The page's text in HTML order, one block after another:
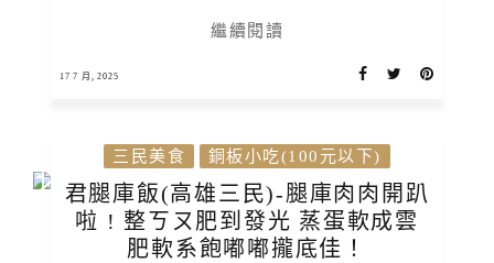
繼續閱讀
17 7 月, 2025
三民美食 銅板小吃(100元以下)
君腿庫飯(高雄三民)-腿庫肉肉開趴
啦 ! 整ㄎㄡ肥到發光 蒸蛋軟成雲
肥軟系飽嘟嘟攏底佳！